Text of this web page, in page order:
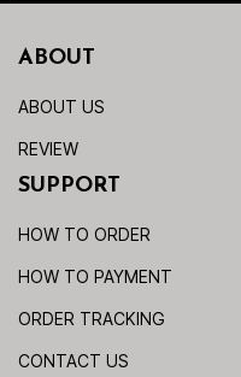
ABOUT
ABOUT US
REVIEW
SUPPORT
HOW TO ORDER
HOW TO PAYMENT
ORDER TRACKING
CONTACT US